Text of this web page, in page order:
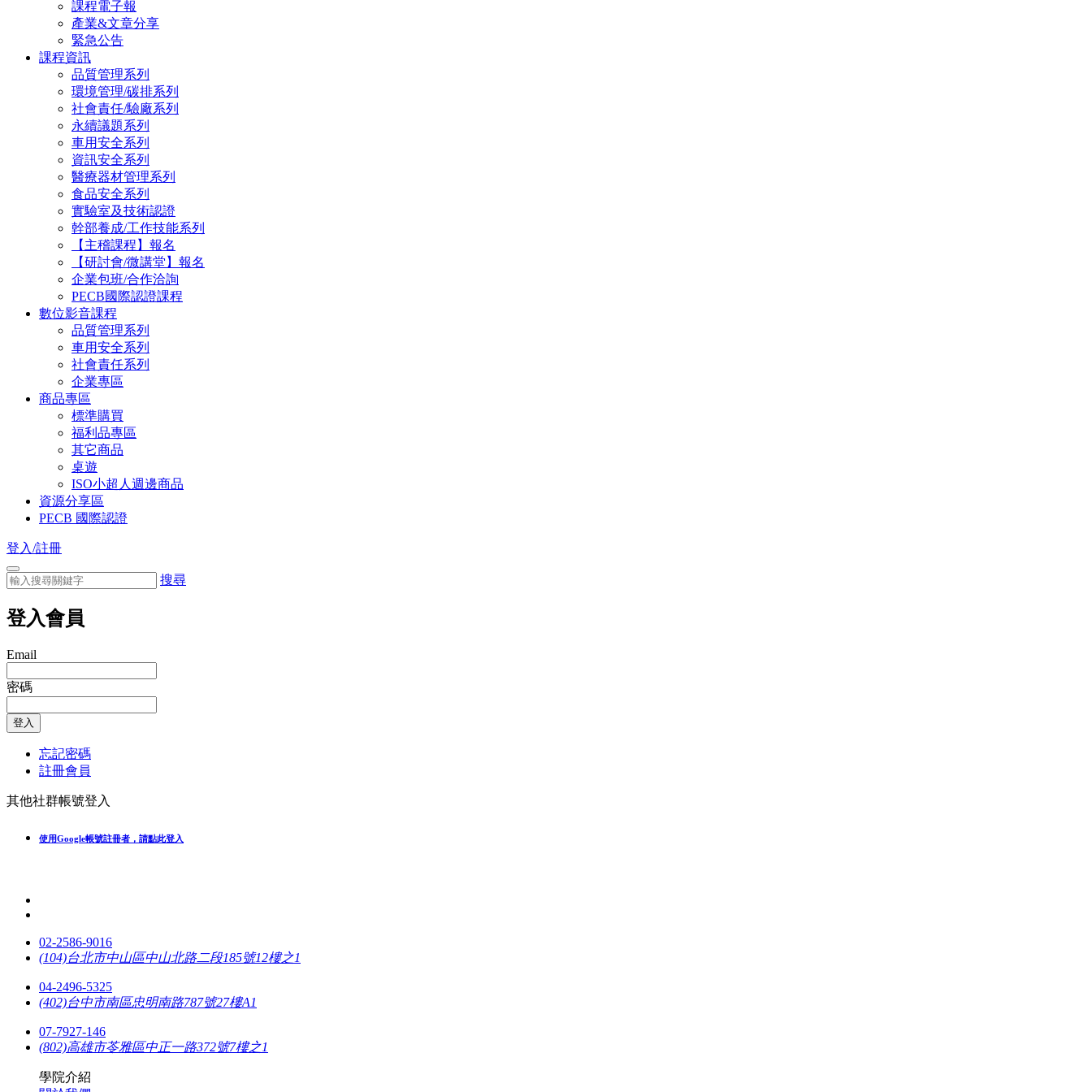
課程電子報
產業&文章分享
緊急公告
課程資訊
品質管理系列
環境管理/碳排系列
社會責任/驗廠系列
永續議題系列
車用安全系列
資訊安全系列
醫療器材管理系列
食品安全系列
實驗室及技術認證
幹部養成/工作技能系列
【主稽課程】報名
【研討會/微講堂】報名
企業包班/合作洽詢
PECB國際認證課程
數位影音課程
品質管理系列
車用安全系列
社會責任系列
企業專區
商品專區
標準購買
福利品專區
其它商品
桌遊
ISO小超人週邊商品
資源分享區
PECB 國際認證
登入/註冊
搜尋
登入會員
Email
密碼
登入
忘記密碼
註冊會員
其他社群帳號登入
使用Google帳號註冊者，請點此登入
02-2586-9016
(104)台北市中山區中山北路二段185號12樓之1
04-2496-5325
(402)台中市南區忠明南路787號27樓A1
07-7927-146
(802)高雄市苓雅區中正一路372號7樓之1
學院介紹